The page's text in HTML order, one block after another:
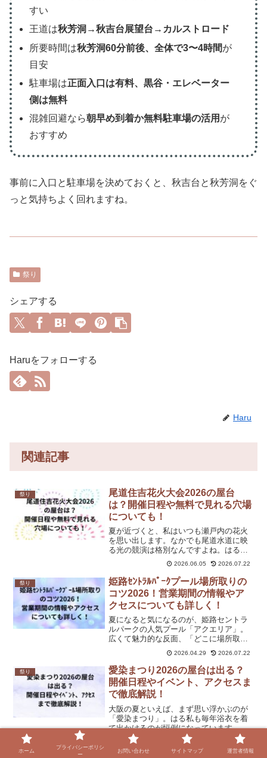
すい
王道は秋芳洞→秋吉台展望台→カルストロード
所要時間は秋芳洞60分前後、全体で3〜4時間が
目安
駐車場は正面入口は有料、黒谷・エレベーター
側は無料
混雑回避なら朝早め到着か無料駐車場の活用 が
おすすめ
事前に入口と駐車場を決めておくと、秋吉台と秋芳洞をぐ
っと気持ちよく回れますね。
祭り
シェアする
Haruをフォローする
Haru
関連記事
祭り
尾道住吉花火大会2026の屋台
は？開催日程や無料で見れる穴場
についても！
夏が近づくと、私はいつも瀬戸内の花火
を思い出します。なかでも尾道水道に映
る光の競演は格別なんですよね。はる今
回は「おのみち住吉花火まつり2026」に
ついて、屋台や日程、無料で楽しめる穴
場まで丁寧にまとめてみました。これか
ら計画を立てる方の参...
2026.06.05 2026.07.22
祭り
姫路ｾﾝﾄﾗﾙﾊﾟｰｸプール場所取りの
コツ2026！営業期間の情報やア
クセスについても詳しく！
夏になると気になるのが、姫路セントラ
ルパークの人気プール「アクエリア」。
広くて魅力的な反面、「どこに場所取り
すればいいの？」「いつ行けば快適？」
と迷う人も多いはずです。はる特に混雑
する日ほど、最初の動きで満足度が大き
く変わります。この記事で...
2026.04.29 2026.07.22
祭り
愛染まつり2026の屋台は出る？
開催日程やイベント、アクセスま
で徹底解説！
大阪の夏といえば、まず思い浮かぶのが
「愛染まつり」。はる私も毎年浴衣を着
て出かけるのが恒例になっています。今
回は、愛染まつり2026年の開催情報や屋
台のこと、見どころからアクセスまで、
2026.05.08
ホーム
プライバシーポリシ
ー
お問い合わせ サイトマップ 運営者情報